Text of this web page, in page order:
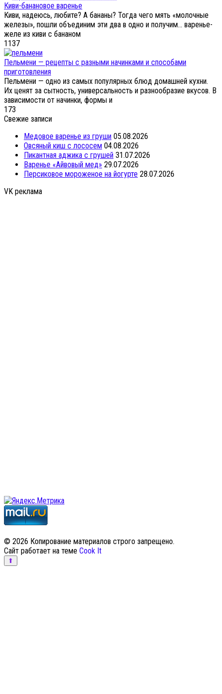
Киви-банановое варенье
Киви, надеюсь, любите? А бананы? Тогда чего мять «молочные
железы», пошли объединим эти два в одно и получим… варенье-
желе из киви с бананом
1137
Пельмени — рецепты с разными начинками и способами
приготовления
Пельмени — одно из самых популярных блюд домашней кухни.
Их ценят за сытность, универсальность и разнообразие вкусов. В
зависимости от начинки, формы и
173
Свежие записи
Медовое варенье из груши 05.08.2026
Овсяный киш с лососем 04.08.2026
Пикантная аджика с грушей 31.07.2026
Варенье «Айвовый мед» 29.07.2026
Персиковое мороженое на йогурте 28.07.2026
VK реклама
© 2026 Копирование материалов строго запрещено.
Сайт работает на теме Cook It